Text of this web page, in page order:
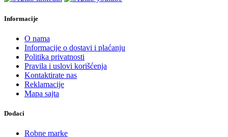
Informacije
O nama
Informacije o dostavi i plaćanju
Politika privatnosti
Pravila i uslovi korišćenja
Kontaktirate nas
Reklamacije
Mapa sajta
Dodaci
Robne marke